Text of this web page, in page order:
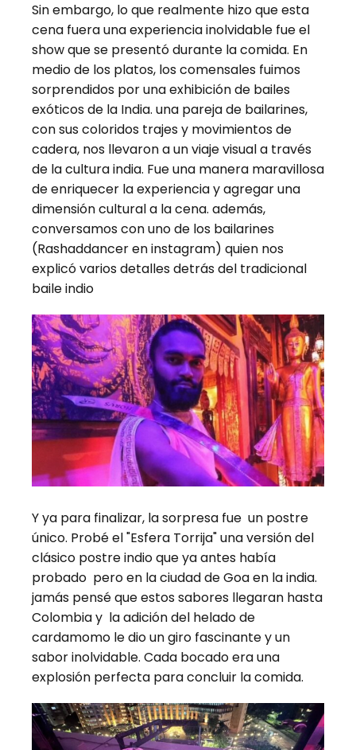
Sin embargo, lo que realmente hizo que esta
cena fuera una experiencia inolvidable fue el
show que se presentó durante la comida. En
medio de los platos, los comensales fuimos
sorprendidos por una exhibición de bailes
exóticos de la India. una pareja de bailarines,
con sus coloridos trajes y movimientos de
cadera, nos llevaron a un viaje visual a través
de la cultura india. Fue una manera maravillosa
de enriquecer la experiencia y agregar una
dimensión cultural a la cena. además,
conversamos con uno de los bailarines
(Rashaddancer en instagram) quien nos
explicó varios detalles detrás del tradicional
baile indio
Y ya para finalizar, la sorpresa fue un postre
único. Probé el "Esfera Torrija" una versión del
clásico postre indio que ya antes había
probado pero en la ciudad de Goa en la india.
jamás pensé que estos sabores llegaran hasta
Colombia y la adición del helado de
cardamomo le dio un giro fascinante y un
sabor inolvidable. Cada bocado era una
explosión perfecta para concluir la comida.